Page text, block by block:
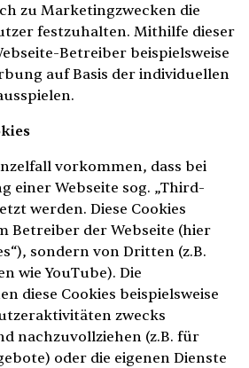
zu Marketingzwecken die
festzuhalten. Mithilfe dieser
Betreiber beispielsweise
auf Basis der individuellen
vorkommen, dass bei
einer Webseite sog. „Third-
werden. Diese Cookies
Betreiber der Webseite (hier
sondern von Dritten (z.B.
wie YouTube). Die
diese Cookies beispielsweise
zwecks
nachzuvollziehen (z.B. für
oder die eigenen Dienste